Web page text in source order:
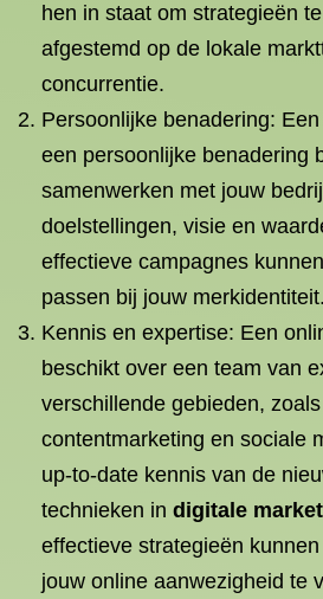
hen in staat om strategieën
afgestemd op de lokale
concurrentie.
Persoonlijke benadering:
een persoonlijke benadering
samenwerken met jouw
doelstellingen, visie en
effectieve campagnes
passen bij jouw merkidentiteit.
Kennis en expertise: Een
beschikt over een team van
verschillende gebieden,
contentmarketing en sociale
up-to-date kennis van de
technieken in digitale
effectieve strategieën
jouw online aanwezigheid te